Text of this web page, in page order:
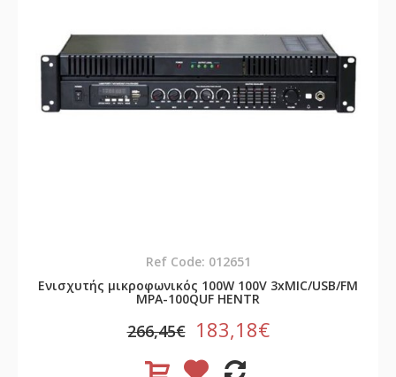
Ref Code: 012651
Ενισχυτής μικροφωνικός 100W 100V 3xMIC/USB/FM
MPA-100QUF HENTR
266,45€ 183,18€